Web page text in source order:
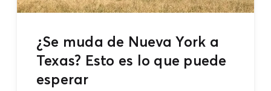
¿Se muda de Nueva York a
Texas? Esto es lo que puede
esperar